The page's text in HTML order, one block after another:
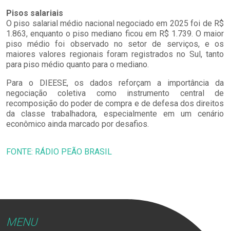
Pisos salariais
O piso salarial médio nacional negociado em 2025 foi de R$
1.863, enquanto o piso mediano ficou em R$ 1.739. O maior
piso médio foi observado no setor de serviços, e os
maiores valores regionais foram registrados no Sul, tanto
para piso médio quanto para o mediano.
Para o DIEESE, os dados reforçam a importância da
negociação coletiva como instrumento central de
recomposição do poder de compra e de defesa dos direitos
da classe trabalhadora, especialmente em um cenário
econômico ainda marcado por desafios.
FONTE: RÁDIO PEÃO BRASIL
MENU